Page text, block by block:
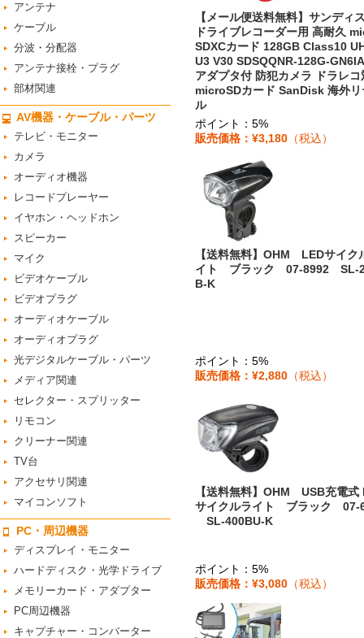
【メール便送料無料】サンディ
ドライブレコーダー用 高耐久
SDXCカード 128GB Class10
U3 V30 SDSQQNR-128G-
アダプタ付 防犯カメラ ドラレコ
microSDカード SanDisk 海外リ
ル
ポイント：5%
販売価格：¥3,180 （税込）
【送料無料】OHM LEDサイク
イト ブラック 07-8992 SL-
B-K
ポイント：5%
販売価格：¥2,880 （税込）
【送料無料】OHM USB充電式
サイクルライト ブラック 07-
SL-400BU-K
ポイント：5%
販売価格：¥3,080 （税込）
アンテナ
ケーブル
分波・分配器
アンテナ接栓・プラグ
部材関連
AV機器・ケーブル・パーツ
テレビ・モニター
カメラ
オーディオ機器
レコードプレーヤー
イヤホン・ヘッドホン
スピーカー
マイク
ビデオケーブル
ビデオプラグ
オーディオケーブル
オーディオプラグ
光デジタルケーブル・パーツ
メディア関連
セレクター・スプリッター
リモコン
クリーナー関連
TV台
アクセサリ関連
マイコンソフト
PC・周辺機器
ディスプレイ・モニター
ハードディスク・光学ドライブ
メモリーカード・アダプター
PC周辺機器
キャプチャー・コンバーター